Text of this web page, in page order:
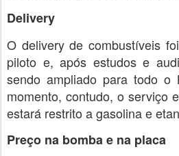
Delivery
O delivery de combustíveis
piloto e, após estudos e
sendo ampliado para todo o
momento, contudo, o serviço
estará restrito a gasolina e
Preço na bomba e na placa